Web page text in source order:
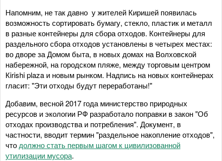
Напомним, не так давно у жителей Киришей появилась
возможность сортировать бумагу, стекло, пластик и металл
в разные контейнеры для сбора отходов. Контейнеры для
раздельного сбора отходов установлены в четырех местах:
во дворе за Домом быта, в новых домах на Волховской
набережной, на городском пляже, между торговым центром
Кirishi plaza и новым рынком. Надпись на новых контейнерах
гласит: "Эти отходы будут переработаны!"
Добавим, весной 2017 года министерство природных
ресурсов и экологии РФ разработало поправки в закон "Об
отходах производства и потребления". Документ, в
частности, вводит термин "раздельное накопление отходов",
что должно стать первым шагом к цивилизованной
утилизации мусора.